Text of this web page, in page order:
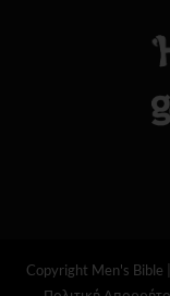
Copyright Men's Bible